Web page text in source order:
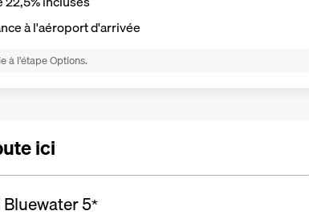
à l'aéroport d'arrivée
à l’étape Options.
ici
5*